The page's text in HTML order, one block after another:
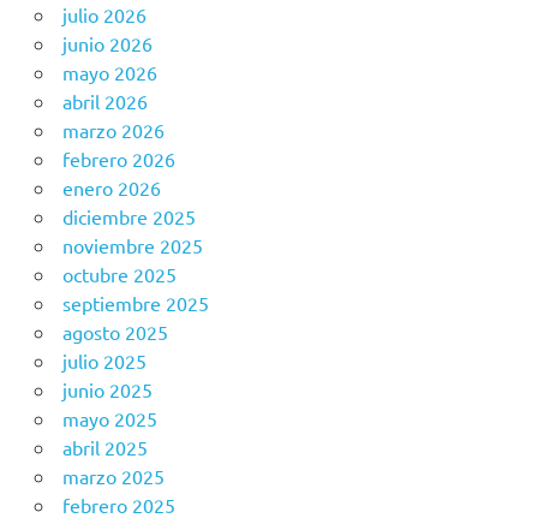
julio 2026
junio 2026
mayo 2026
abril 2026
marzo 2026
febrero 2026
enero 2026
diciembre 2025
noviembre 2025
octubre 2025
septiembre 2025
agosto 2025
julio 2025
junio 2025
mayo 2025
abril 2025
marzo 2025
febrero 2025